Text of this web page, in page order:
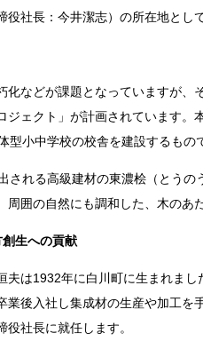
社長：今井潔志）の所在地とし
などが課題となっていますが、
ェクト」が計画されています。
型小中学校の校舎を建設するもの
される高級建材の東濃桧（とう
囲の自然にも調和した、木のあ
生への貢献
夫は1932年に白川町に生まれまし
後入社し集成材の生産や加工を手
社長に就任します。